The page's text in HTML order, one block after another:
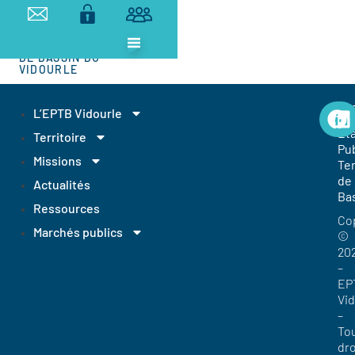
ETABLISSEMENT
DE BASSIN DU
VIDOURLE
L’EPTB Vidourle
Territoire
Missions
Actualités
Ressources
Marchés publics
de
©
–
–